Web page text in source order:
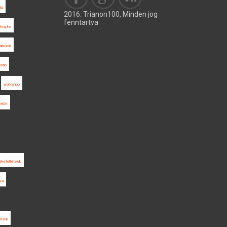
hvg.hu
workshop
2016. Trianon100, Minden jog
fenntartva